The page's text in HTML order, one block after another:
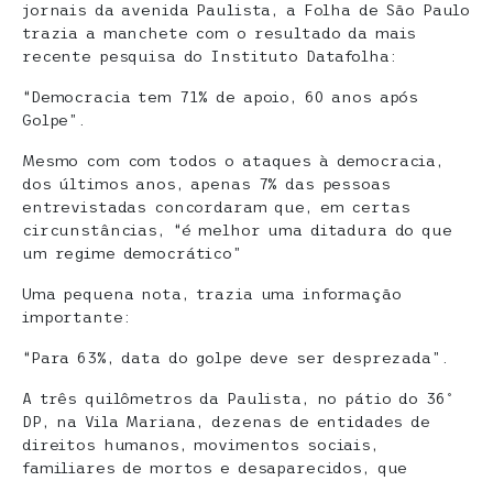
jornais da avenida Paulista, a Folha de São Paulo
trazia a manchete com o resultado da mais
recente pesquisa do Instituto Datafolha:
“Democracia tem 71% de apoio, 60 anos após
Golpe”.
Mesmo com com todos o ataques à democracia,
dos últimos anos, apenas 7% das pessoas
entrevistadas concordaram que, em certas
circunstâncias, “é melhor uma ditadura do que
um regime democrático”
Uma pequena nota, trazia uma informação
importante:
“Para 63%, data do golpe deve ser desprezada”.
A três quilômetros da Paulista, no pátio do 36º
DP, na Vila Mariana, dezenas de entidades de
direitos humanos, movimentos sociais,
familiares de mortos e desaparecidos, que